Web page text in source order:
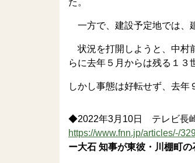
一方で、建設予定地では、
状況を打開しようと、中村
らに去年５月からは残る１３
しかし事態は好転せず、去年
◆2022年3月10日 テレビ長
https://www.fnn.jp/articles/-/
ー大石 知事が東彼・川棚町